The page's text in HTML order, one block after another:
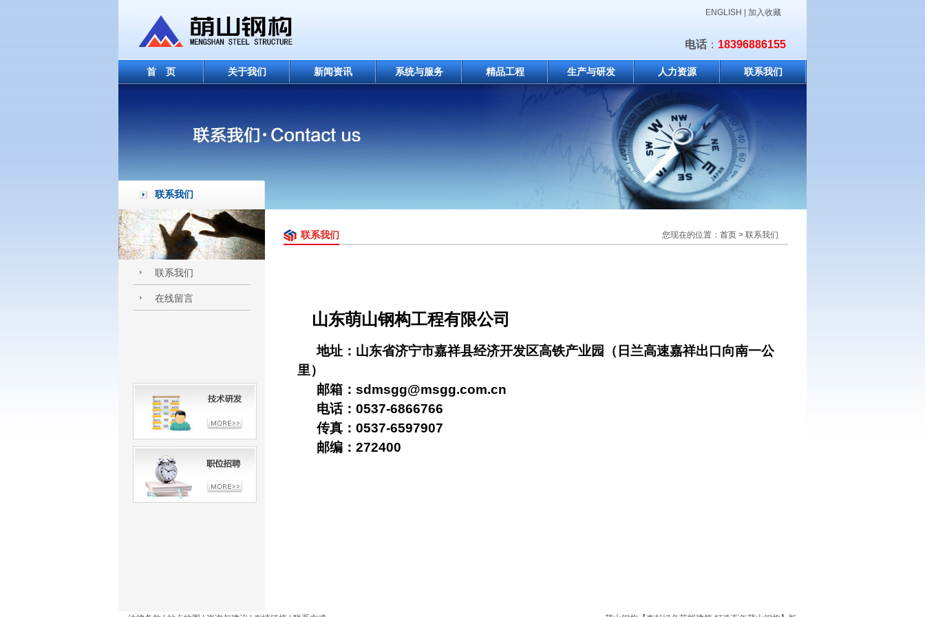
ENGLISH 加入收藏
电话 ： 18396886155
首 页 关于我们 新闻资讯 系统与服务 精品工程 生产与研发 人力资源 联系我们
联系我们
联系我们
在线留言
联系我们 您现在的位置： 首页 > 联系我们
山东萌山钢构工程有限公司
地址： 山东省济宁市嘉祥县经济开发区高铁产业园（日兰高速嘉祥出口向南一公
里）
邮箱： sdmsgg@msgg.com.cn
电话： 0537-6866766
传真： 0537-6597907
邮编： 272400